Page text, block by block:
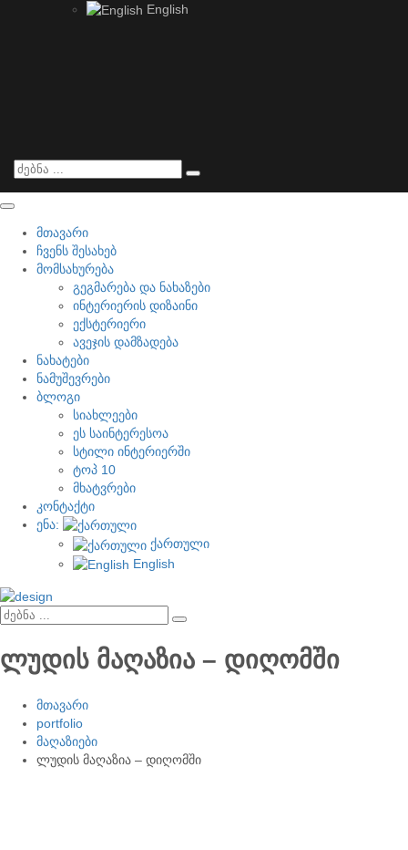
English
მთავარი
ჩვენს შესახებ
მომსახურება
გეგმარება და ნახაზები
ინტერიერის დიზაინი
ექსტერიერი
ავეჯის დამზადება
ნახატები
ნამუშევრები
ბლოგი
სიახლეები
ეს საინტერესოა
სტილი ინტერიერში
ტოპ 10
მხატვრები
კონტაქტი
ენა:
ქართული
English
ლუდის მაღაზია – დიღომში
მთავარი
portfolio
მაღაზიები
ლუდის მაღაზია – დიღომში